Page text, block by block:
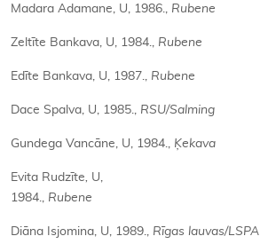
Madara Adamane, U, 1986., Rubene
Zeltīte Bankava, U, 1984., Rubene
Edīte Bankava, U, 1987., Rubene
Dace Spalva, U, 1985., RSU/Salming
Gundega Vancāne, U, 1984., Ķekava
Evita Rudzīte, U,
1984., Rubene
Diāna Isjomina, U, 1989., Rīgas lauvas/LSPA